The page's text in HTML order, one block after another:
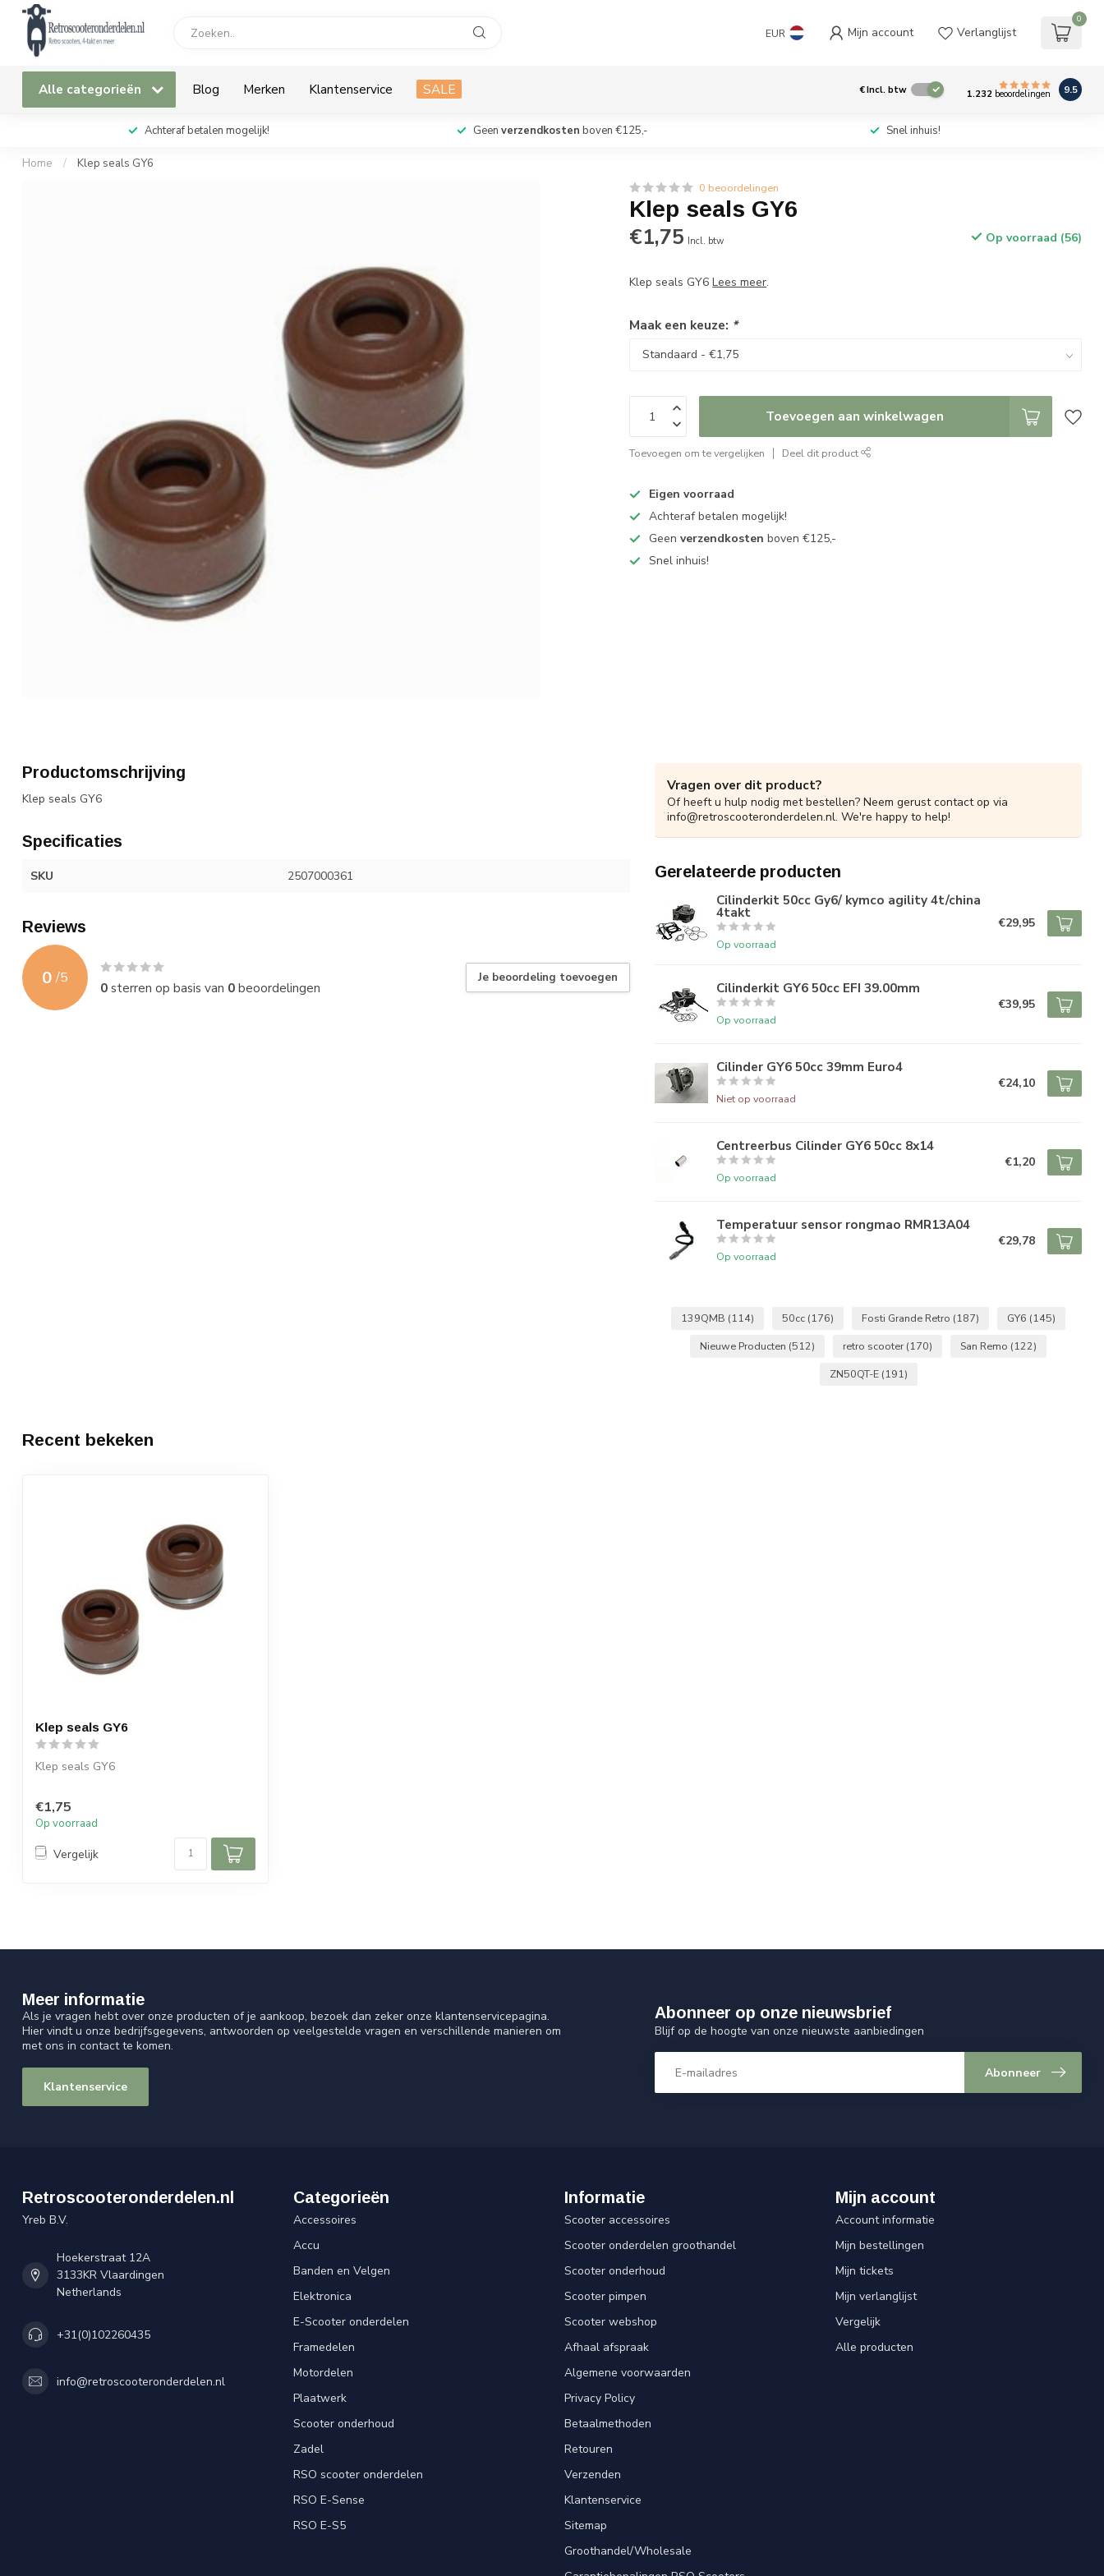
EUR Mijn account Verlanglijst
0
Alle categorieën Blog Merken Klantenservice SALE €Incl. btw 1.232 beoordelingen 9.5
Achteraf betalen mogelijk! Geen verzendkosten boven €125,- Snel inhuis!
Home / Klep seals GY6
0 beoordelingen
Klep seals GY6
€1,75 Incl. btw Op voorraad (56)
Klep seals GY6Lees meer.
Maak een keuze: *
Toevoegen aan winkelwagen
Toevoegen om te vergelijken Deel dit product
Eigen voorraad
Achteraf betalen mogelijk!
Geenverzendkosten boven €125,-
Snel inhuis!
Productomschrijving
Klep seals GY6
Specificaties
SKU 2507000361
Reviews
0 /5
0sterren op basis van 0beoordelingen
Je beoordeling toevoegen
Vragen over dit product?
Of heeft u hulp nodig met bestellen? Neem gerust contact op via
info@retroscooteronderdelen.nl. We're happy to help!
Gerelateerde producten
Cilinderkit 50cc Gy6/ kymco agility 4t/china
4takt
Op voorraad
€29,95
Cilinderkit GY6 50cc EFI 39.00mm
Op voorraad
€39,95
Cilinder GY6 50cc 39mm Euro4
Niet op voorraad
€24,10
Centreerbus Cilinder GY6 50cc 8x14
Op voorraad
€1,20
Temperatuur sensor rongmao RMR13A04
Op voorraad
€29,78
139QMB (114) 50cc (176) Fosti Grande Retro (187) GY6 (145)
Nieuwe Producten (512) retro scooter (170) San Remo (122)
ZN50QT-E (191)
Recent bekeken
Klep seals GY6
Klep seals GY6
€1,75
Op voorraad
Vergelijk
Meer informatie
Als je vragen hebt over onze producten of je aankoop, bezoek dan zeker onze klantenservicepagina.
Hier vindt u onze bedrijfsgegevens, antwoorden op veelgestelde vragen en verschillende manieren om
met ons in contact te komen.
Klantenservice
Abonneer op onze nieuwsbrief
Blijf op de hoogte van onze nieuwste aanbiedingen
Abonneer
Retroscooteronderdelen.nl
Yreb B.V.
Hoekerstraat 12A
3133KR Vlaardingen
Netherlands
+31(0)102260435
info@retroscooteronderdelen.nl
Categorieën
Accessoires
Accu
Banden en Velgen
Elektronica
E-Scooter onderdelen
Framedelen
Motordelen
Plaatwerk
Scooter onderhoud
Zadel
RSO scooter onderdelen
RSO E-Sense
RSO E-S5
Informatie
Scooter accessoires
Scooter onderdelen groothandel
Scooter onderhoud
Scooter pimpen
Scooter webshop
Afhaal afspraak
Algemene voorwaarden
Privacy Policy
Betaalmethoden
Retouren
Verzenden
Klantenservice
Sitemap
Groothandel/Wholesale
Mijn account
Account informatie
Mijn bestellingen
Mijn tickets
Mijn verlanglijst
Vergelijk
Alle producten